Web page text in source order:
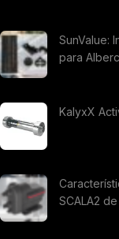
SunValue:
para
KalyxX
SCALA2